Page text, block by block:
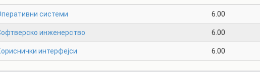
системи 6.00
инженерство 6.00
интерфејси 6.00